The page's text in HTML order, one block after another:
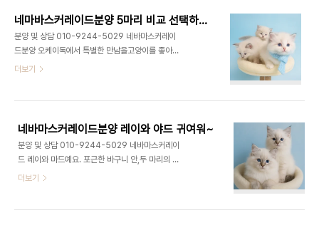
식 시간이 ..
네마바스커레이드분양 5마리 비교 선택하세요.
분양 및 상담 010-9244-5029 네바마스커레이
드분양 오케이독에서 특별한 만남을고양이를 좋아하
신다면 한 번쯤러시아산 귀족 고양이인 네바마스커
어줍니다. 저희 오케이독에서는이 특별한 네바마스
커레이드분양을정식 혈통과 건강 보증을 바탕으로책
임감 있게 진행하고 있습니다.오케이독 공식 사이트
에서도아이들의 사진과 분양 현황을수시로 확인하실
수 있도록투명한 운영을 약속드리고 있어요. 고양이
성격, 그리고입양 후의 돌봄 안내까지꼼꼼히 챙겨주
더보기
네바마스커레이드분양 레이와 야드 귀여워~
분양 및 상담 010-9244-5029 네바마스커레이
드 레이와 마드예요. 포근한 바구니 안,두 마리의 고
양이가 나란히 앉아카메라를 향해 고요한 눈빛을 보
더보기